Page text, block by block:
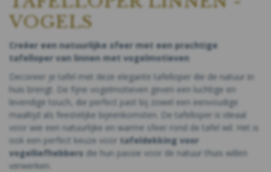
VOGELS
Creëer een natuurlijke sfeer met een prachtige
tafelloper van linnen met vogelmotieven
Decoreer je tafel met deze elegante tafelloper die de natuur in
huis brengt. De fijne vogelmotieven geven een luchtige en
levendige touch, die perfect past bij zowel een eenvoudige
maaltijd als feestelijke bijeenkomsten. De tafelloper is ideaal
voor wie een natuurlijke en warme sfeer rond de tafel wil. Het is
ook een perfect keuze voor tafeldekking voor
vogelliefhebbers die hun passie voor de natuur thuis willen
verwerken.